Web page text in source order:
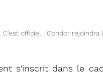
C'est officiel , Condor
s'inscrit dans le